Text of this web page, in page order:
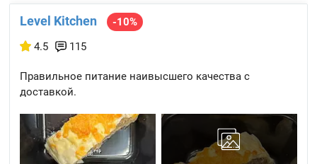
Level Kitchen
-10%
4.5
115
Правильное питание наивысшего качества с
доставкой.